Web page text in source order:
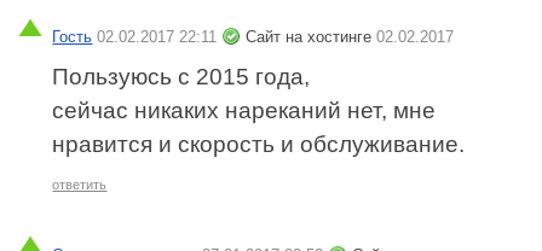
Гость 02.02.2017 22:11 Сайт на хостинге02.02.2017
Пользуюсь с 2015 года,
сейчас никаких нареканий нет, мне
нравится и скорость и обслуживание.
ответить